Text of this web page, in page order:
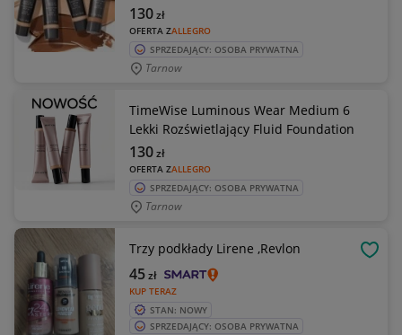
OFERTA ZALLEGRO
130zł
SPRZEDAJĄCY: OSOBA PRYWATNA
Tarnow
TimeWise Luminous Wear Medium 6
Lekki Rozświetlający Fluid Foundation
OFERTA ZALLEGRO
130zł
SPRZEDAJĄCY: OSOBA PRYWATNA
Tarnow
Trzy podkłady Lirene ,Revlon
KUP TERAZ
45zł
STAN: NOWY
SPRZEDAJĄCY: OSOBA PRYWATNA